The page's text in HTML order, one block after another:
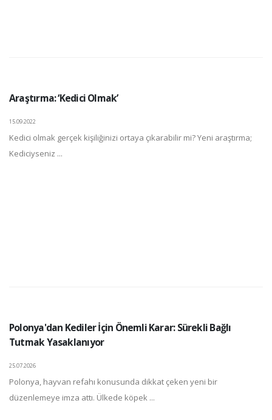
Araştırma: ‘Kedici Olmak’
15.09.2022
Kedici olmak gerçek kişiliğinizi ortaya çıkarabilir mi? Yeni araştırma;
Kediciyseniz ...
Polonya'dan Kediler İçin Önemli Karar: Sürekli Bağlı
Tutmak Yasaklanıyor
25.07.2026
Polonya, hayvan refahı konusunda dikkat çeken yeni bir
düzenlemeye imza attı. Ülkede köpek ...